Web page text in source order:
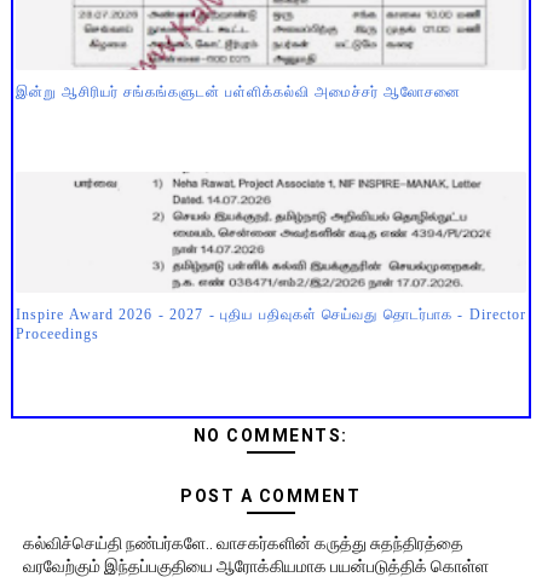
இன்று ஆசிரியர் சங்கங்களுடன் பள்ளிக்கல்வி அமைச்சர் ஆலோசனை
Inspire Award 2026 - 2027 - புதிய பதிவுகள் செய்வது தொடர்பாக - Director
Proceedings
NO COMMENTS:
POST A COMMENT
கல்விச்செய்தி நண்பர்களே.. வாசகர்களின் கருத்து சுதந்திரத்தை
வரவேற்கும் இந்தப்பகுதியை ஆரோக்கியமாக பயன்படுத்திக் கொள்ள